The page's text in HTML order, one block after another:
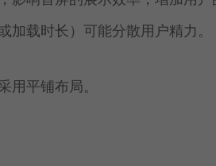
加载时长）可能分散用户精力。
用平铺布局。